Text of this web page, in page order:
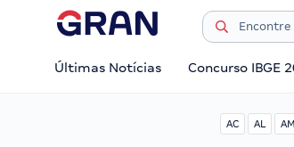
Últimas Notícias Concurso IBGE
AC AL AM